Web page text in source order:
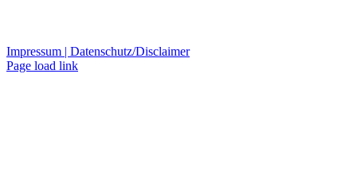
Impressum | Datenschutz/Disclaimer
Page load link